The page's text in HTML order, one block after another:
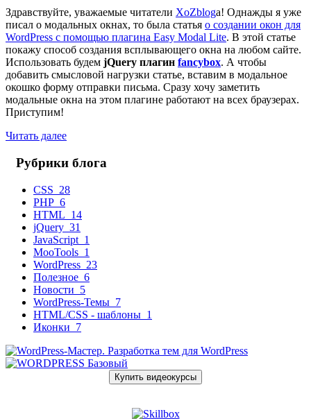
Здравствуйте, уважаемые читатели XoZbloga! Однажды я уже
писал о модальных окнах, то была статья о создании окон для
WordPress с помощью плагина Easy Modal Lite. В этой статье
покажу способ создания всплывающего окна на любом сайте.
Использовать будем jQuery плагин fancybox. А чтобы
добавить смысловой нагрузки статье, вставим в модальное
окошко форму отправки письма. Сразу хочу заметить
модальные окна на этом плагине работают на всех браузерах.
Приступим!
Читать далее
Рубрики блога
CSS 28
PHP 6
HTML 14
jQuery 31
JavaScript 1
MooTools 1
WordPress 23
Полезное 6
Новости 5
WordPress-Темы 7
HTML/CSS - шаблоны 1
Иконки 7
Купить видеокурсы